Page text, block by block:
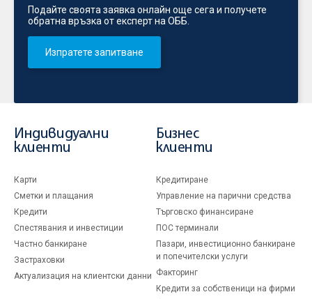
Подайте своята заявка онлайн още сега и получете
обратна връзка от експерт на ОББ.
Изпратете запитване
Индивидуални
клиенти
Карти
Сметки и плащания
Кредити
Спестявания и инвестиции
Частно банкиране
Застраховки
Актуализация на клиентски данни
Бизнес
клиенти
Кредитиране
Управление на парични средства
Търговско финансиране
ПОС терминали
Пазари, инвестиционно банкиране
и попечителски услуги
Факторинг
Кредити за собственици на фирми